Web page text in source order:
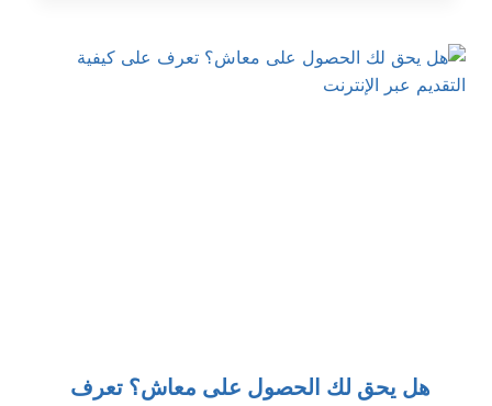
هل يحق لك الحصول على معاش؟ تعرف